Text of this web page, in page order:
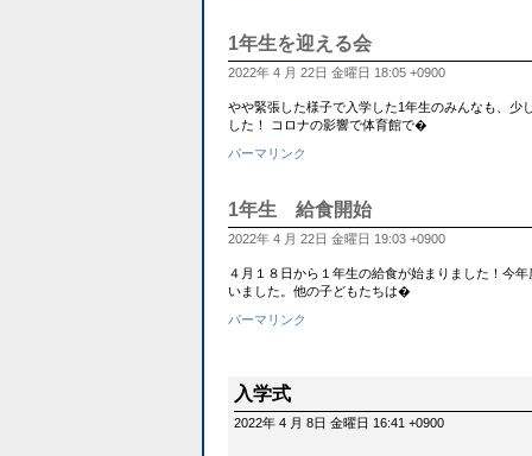
1年生を迎える会
2022年 4 月 22日 金曜日 18:05 +0900
やや緊張した様子で入学した1年生のみんなも、少
した！ コロナの影響で体育館で�
パーマリンク
1年生 給食開始
2022年 4 月 22日 金曜日 19:03 +0900
４月１８日から１年生の給食が始まりました！今
いました。他の子どもたちは�
パーマリンク
入学式
2022年 4 月 8日 金曜日 16:41 +0900